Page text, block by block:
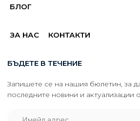
БЛОГ
ЗА НАС КОНТАКТИ
БЪДЕТЕ В ТЕЧЕНИЕ
Запишете се на нашия бюлетин, за
последните новини и актуализации